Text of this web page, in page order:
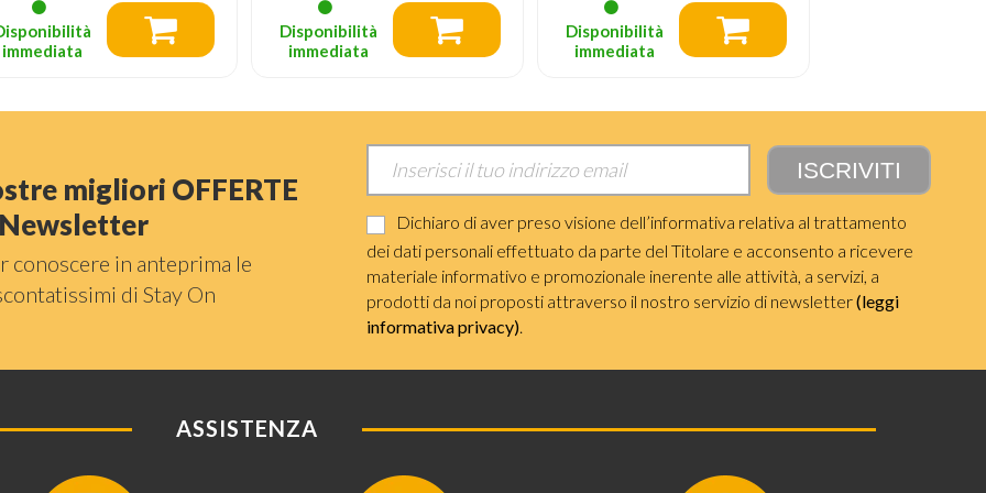
immediata
Disponibilità
immediata
Disponibilità
immediata
migliori OFFERTE
conoscere in anteprima le
di Stay On
Dichiaro di aver preso visione dell’informativa relativa al trattamento
dei dati personali effettuato da parte del Titolare e acconsento a ricevere
materiale informativo e promozionale inerente alle attività, a servizi, a
prodotti da noi proposti attraverso il nostro servizio di newsletter(leggi
informativa privacy).
ASSISTENZA